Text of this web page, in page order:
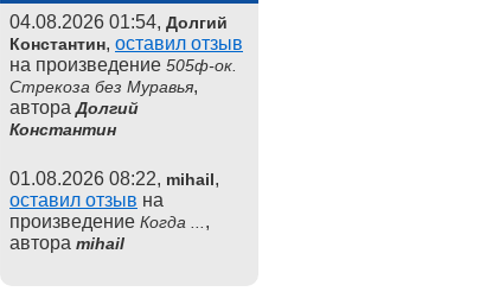
04.08.2026 01:54, Долгий
Константин, оставил отзыв
на произведение 505ф-ок.
Стрекоза без Муравья,
автораДолгий
Константин
01.08.2026 08:22, mihail,
оставил отзыв на
произведение Когда ... ,
автора mihail